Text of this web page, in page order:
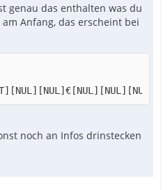
genau das enthalten was du
Anfang, das erscheint bei
noch an Infos drinstecken